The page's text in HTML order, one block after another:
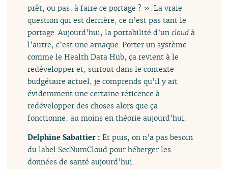
prêt, ou pas, à faire ce portage ? ». La vraie
question qui est derrière, ce n’est pas tant le
portage. Aujourd’hui, la portabilité d’uncloud à
l’autre, c’est une arnaque. Porter un système
comme le Health Data Hub, ça revient à le
redévelopper et, surtout dans le contexte
budgétaire actuel, je comprends qu’il y ait
évidemment une certaine réticence à
redévelopper des choses alors que ça
fonctionne, au moins en théorie aujourd’hui.
Delphine Sabattier :Et puis, on n’a pas besoin
du label SecNumCloud pour héberger les
données de santé aujourd’hui.